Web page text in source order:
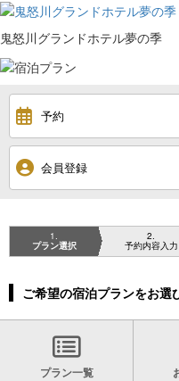
鬼怒川グランドホテル夢の季
予約
会員登録
1
プラン選択
2
予約内容入力
ご希望の宿泊プランをお選
プラン一覧